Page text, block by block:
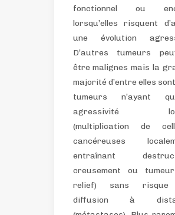
fonctionnel ou
lorsqu’elles risquent
une évolution
D’autres tumeurs
être malignes mais la
majorité d’entre elles
tumeurs n’ayant
agressivité
(multiplication de
cancéreuses
entraînant
creusement ou
relief) sans
diffusion à